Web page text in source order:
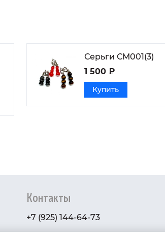
Серьги СМ001(3)
1 500 ₽
Купить
Контакты
+7 (925) 144-64-73